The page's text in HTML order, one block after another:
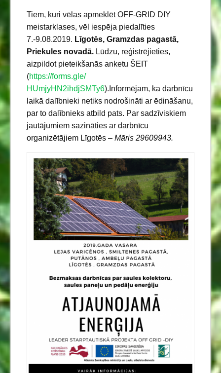
Tiem, kuri vēlas apmeklēt OFF-GRID DIY
meistarklases, vēl iespēja piedalīties
7.-9.08.2019. Līgotēs, Gramzdas pagastā,
Priekules novadā.Lūdzu, reģistrējieties,
aizpildot pieteikšanās anketu ŠEIT
(https://forms.gle/
HUmjyHN2ihdjSMTy6).Informējam, ka darbnīcu
laikā dalībnieki netiks nodrošināti ar ēdināšanu,
par to dalībnieks atbild pats. Par sadzīviskiem
jautājumiem sazināties ar darbnīcu
organizētājiem Līgotēs – Māris 29609943.